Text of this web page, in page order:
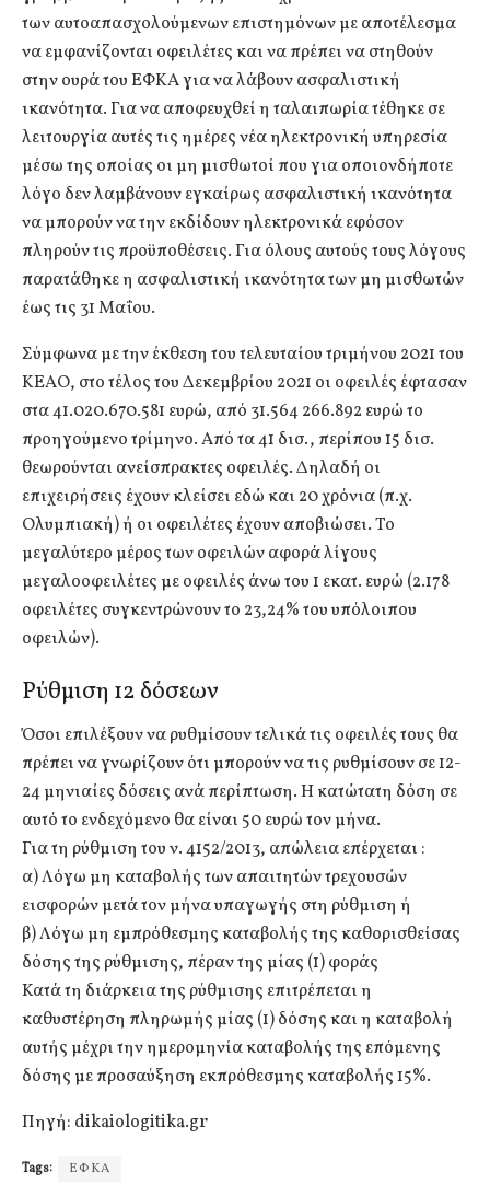
των αυτοαπασχολούμενων επιστημόνων με αποτέλεσμα
να εμφανίζονται οφειλέτες και να πρέπει να στηθούν
στην ουρά του ΕΦΚΑ για να λάβουν ασφαλιστική
ικανότητα. Για να αποφευχθεί η ταλαιπωρία τέθηκε σε
λειτουργία αυτές τις ημέρες νέα ηλεκτρονική υπηρεσία
μέσω της οποίας οι μη μισθωτοί που για οποιονδήποτε
λόγο δεν λαμβάνουν εγκαίρως ασφαλιστική ικανότητα
να μπορούν να την εκδίδουν ηλεκτρονικά εφόσον
πληρούν τις προϋποθέσεις. Για όλους αυτούς τους λόγους
παρατάθηκε η ασφαλιστική ικανότητα των μη μισθωτών
έως τις 31 Μαΐου.
Σύμφωνα με την έκθεση του τελευταίου τριμήνου 2021 του
ΚΕΑΟ, στο τέλος του Δεκεμβρίου 2021 οι οφειλές έφτασαν
στα 41.020.670.581 ευρώ, από 31.564 266.892 ευρώ το
προηγούμενο τρίμηνο. Από τα 41 δισ., περίπου 15 δισ.
θεωρούνται ανείσπρακτες οφειλές. Δηλαδή οι
επιχειρήσεις έχουν κλείσει εδώ και 20 χρόνια (π.χ.
Ολυμπιακή) ή οι οφειλέτες έχουν αποβιώσει. Το
μεγαλύτερο μέρος των οφειλών αφορά λίγους
μεγαλοοφειλέτες με οφειλές άνω του 1 εκατ. ευρώ (2.178
οφειλέτες συγκεντρώνουν το 23,24% του υπόλοιπου
οφειλών).
Ρύθμιση 12 δόσεων
Όσοι επιλέξουν να ρυθμίσουν τελικά τις οφειλές τους θα
πρέπει να γνωρίζουν ότι μπορούν να τις ρυθμίσουν σε 12-
24 μηνιαίες δόσεις ανά περίπτωση. Η κατώτατη δόση σε
αυτό το ενδεχόμενο θα είναι 50 ευρώ τον μήνα.
Για τη ρύθμιση του ν. 4152/2013, απώλεια επέρχεται :
α) Λόγω μη καταβολής των απαιτητών τρεχουσών
εισφορών μετά τον μήνα υπαγωγής στη ρύθμιση ή
β) Λόγω μη εμπρόθεσμης καταβολής της καθορισθείσας
δόσης της ρύθμισης, πέραν της μίας (1) φοράς
Κατά τη διάρκεια της ρύθμισης επιτρέπεται η
καθυστέρηση πληρωμής μίας (1) δόσης και η καταβολή
αυτής μέχρι την ημερομηνία καταβολής της επόμενης
δόσης με προσαύξηση εκπρόθεσμης καταβολής 15%.
Πηγή: dikaiologitika.gr
Tags: ΕΦΚΑ